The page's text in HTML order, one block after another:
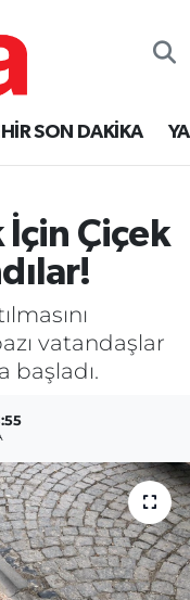
SON DAKİKA
İçin Çiçek
vatandaşlar
başladı.